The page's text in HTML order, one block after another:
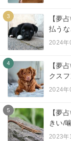
3
【夢
払う
2024年
4
【夢
クス
2024年
5
【夢
きい/
2023年